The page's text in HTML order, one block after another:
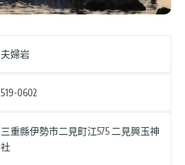
夫婦岩
519-0602
三重縣伊勢市二見町江575 二見興玉神
社